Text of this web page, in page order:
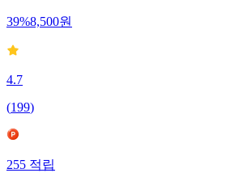
39%8,500원
4.7
(199)
255 적립